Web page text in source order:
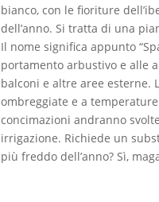
bianco, con le fioriture
dell’anno. Si tratta di una
Il nome significa appunto
portamento arbustivo e alle
balconi e altre aree esterne.
ombreggiate e a
concimazioni andranno
irrigazione. Richiede un
più freddo dell’anno? Sì,